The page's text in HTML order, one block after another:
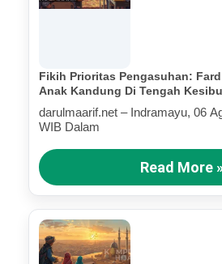
Fikih Prioritas Pengasuhan:
Anak Kandung Di Tengah
darulmaarif.net – Indramayu, 06
WIB Dalam
Read More